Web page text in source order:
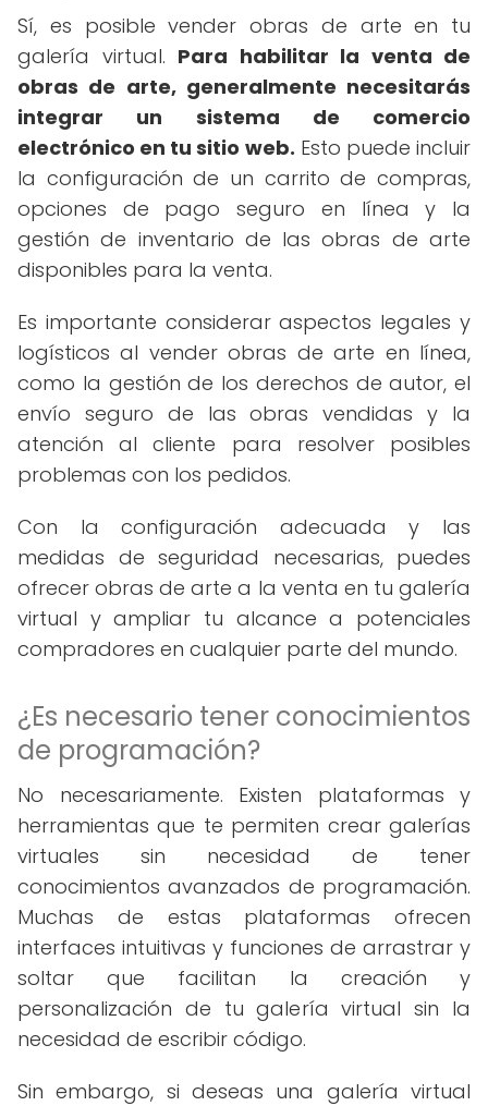
Sí, es posible vender obras de arte en tu
galería virtual. Para habilitar la venta de
obras de arte, generalmente necesitarás
integrar un sistema de comercio
electrónico en tu sitio web. Esto puede incluir
la configuración de un carrito de compras,
opciones de pago seguro en línea y la
gestión de inventario de las obras de arte
disponibles para la venta.
Es importante considerar aspectos legales y
logísticos al vender obras de arte en línea,
como la gestión de los derechos de autor, el
envío seguro de las obras vendidas y la
atención al cliente para resolver posibles
problemas con los pedidos.
Con la configuración adecuada y las
medidas de seguridad necesarias, puedes
ofrecer obras de arte a la venta en tu galería
virtual y ampliar tu alcance a potenciales
compradores en cualquier parte del mundo.
¿Es necesario tener conocimientos
de programación?
No necesariamente. Existen plataformas y
herramientas que te permiten crear galerías
virtuales sin necesidad de tener
conocimientos avanzados de programación.
Muchas de estas plataformas ofrecen
interfaces intuitivas y funciones de arrastrar y
soltar que facilitan la creación y
personalización de tu galería virtual sin la
necesidad de escribir código.
Sin embargo, si deseas una galería virtual